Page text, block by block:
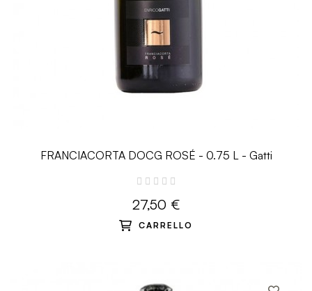
FRANCIACORTA DOCG ROSÉ - 0.75 L - Gatti
27,50 €
CARRELLO